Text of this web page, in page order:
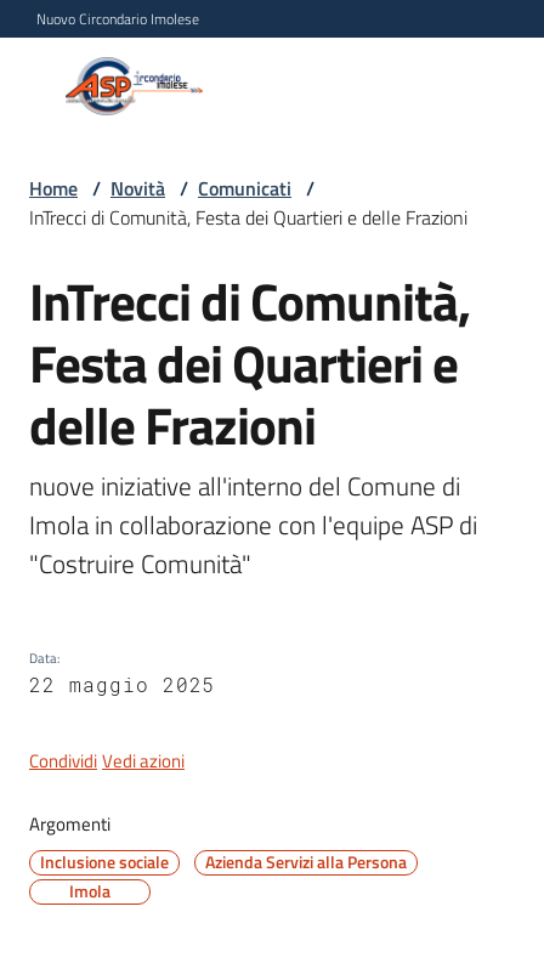
Vai al contenuto
Vai alla navigazione
Vai al footer
Nuovo Circondario Imolese
Persona
Circondario
Chi
siamo
Servizi
Progetti
Novità
Documenti
l'ASP
Contatti
Home / Novità / Comunicati /
InTrecci di Comunità, Festa dei Quartieri e delle Frazioni
Salta al contenuto
InTrecci di Comunità,
Festa dei Quartieri e
delle Frazioni
nuove iniziative all'interno del Comune di
Imola in collaborazione con l'equipe ASP di
"Costruire Comunità"
Data:
22 maggio 2025
CondividiVedi azioni
Argomenti
Inclusione sociale
Azienda Servizi alla Persona
Imola